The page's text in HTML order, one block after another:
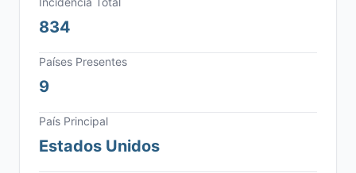
834
Países Presentes
9
País Principal
Estados Unidos